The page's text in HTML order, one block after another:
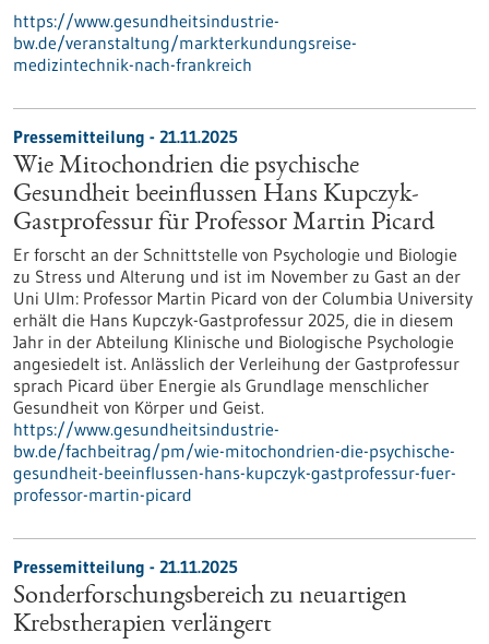
https://www.gesundheitsindustrie-
bw.de/veranstaltung/markterkundungsreise-
medizintechnik-nach-frankreich
Pressemitteilung - 21.11.2025
Wie Mitochondrien die psychische
Gesundheit beeinflussen Hans Kupczyk-
Gastprofessur für Professor Martin Picard
Er forscht an der Schnittstelle von Psychologie und Biologie
zu Stress und Alterung und ist im November zu Gast an der
Uni Ulm: Professor Martin Picard von der Columbia University
erhält die Hans Kupczyk-Gastprofessur 2025, die in diesem
Jahr in der Abteilung Klinische und Biologische Psychologie
angesiedelt ist. Anlässlich der Verleihung der Gastprofessur
sprach Picard über Energie als Grundlage menschlicher
Gesundheit von Körper und Geist.
https://www.gesundheitsindustrie-
bw.de/fachbeitrag/pm/wie-mitochondrien-die-psychische-
gesundheit-beeinflussen-hans-kupczyk-gastprofessur-fuer-
professor-martin-picard
Pressemitteilung - 21.11.2025
Sonderforschungsbereich zu neuartigen
Krebstherapien verlängert